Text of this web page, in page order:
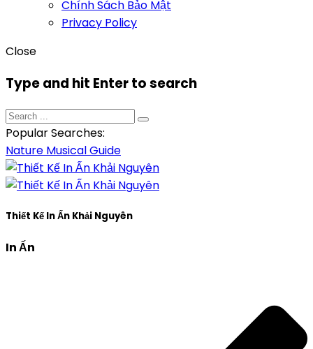
Chính Sách Bảo Mật
Privacy Policy
Close
Type and hit Enter to search
Popular Searches:
Nature MusicalGuide
Thiết Kế In Ấn Khải Nguyên
In Ấn